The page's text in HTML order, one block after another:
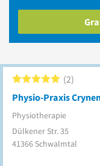
Physio-Praxis
Physiotherapie
2
Dülkener Str. 35
41366 Schwalmtal